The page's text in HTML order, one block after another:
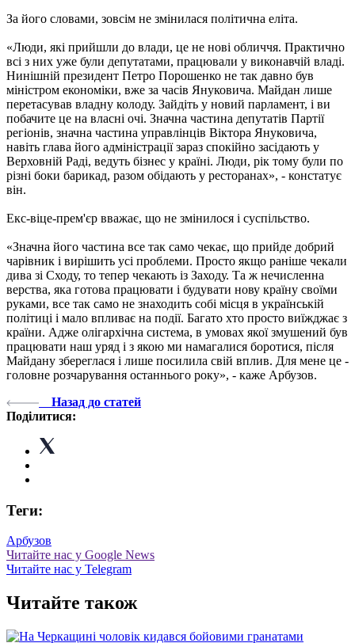
За його словами, зовсім не змінилася політична еліта.
«Люди, які прийшли до влади, це не нові обличчя. Практично
всі з них уже були депутатами, працювали у виконавчій владі.
Нинішній президент Петро Порошенко не так давно був
міністром економіки, вже за часів Януковича. Майдан лише
перетасував владну колоду. Зайдіть у новий парламент, і ви
побачите це на власні очі. Значна частина депутатів Партії
регіонів, значна частина управлінців Віктора Януковича,
навіть глава його адміністрації зараз спокійно засідають у
Верховній Раді, ведуть бізнес у країні. Люди, рік тому були по
різні боки барикад, разом обідають у ресторанах», - констатує
він.
Екс-віце-прем'єр вважає, що не змінилося і суспільство.
«Значна його частина все так само чекає, що прийде добрий
чарівник і вирішить усі проблеми. Просто якщо раніше чекали
дива зі Сходу, то тепер чекають із Заходу. Та ж нечисленна
верства, яка готова працювати і будувати нову країну своїми
руками, все так само не знаходить собі місця в українській
політиці і мало впливає на події. Багато хто просто виїжджає з
країни. Адже олігархічна система, в умовах якої змушений був
працювати наш уряд і з якою ми намагалися боротися, після
Майдану збереглася і лише посилила свій вплив. Для мене це -
головне розчарування останнього року», - каже Арбузов.
Назад до статей
Поділитися:
Теги:
Арбузов
Читайте нас у Google News
Читайте нас у Telegram
Читайте також